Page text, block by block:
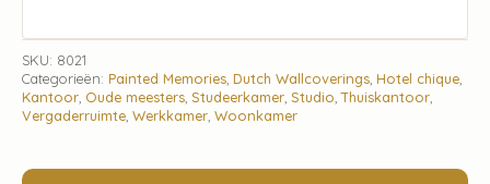
SKU: 8021
Categorieën: Painted Memories, Dutch Wallcoverings, Hotel chique,
Kantoor, Oude meesters, Studeerkamer, Studio,Thuiskantoor,
Vergaderruimte, Werkkamer, Woonkamer